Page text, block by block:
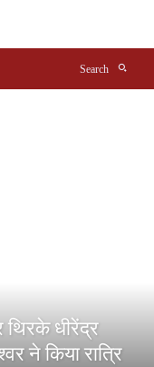
Search
धीरेंद्र
ने किया रात्रि